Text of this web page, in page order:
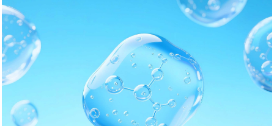
“节能减排设计运营” 的核心在项目、产品或系统的全生命周期中，通
过前期设计优化和后期运营管控的结合，实现减少能源消耗、降低污
节能减排设计运营